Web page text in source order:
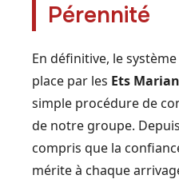
Pérennité
En définitive, le
place par les Ets
simple procédure de
de notre groupe.
compris que la
mérite à chaque